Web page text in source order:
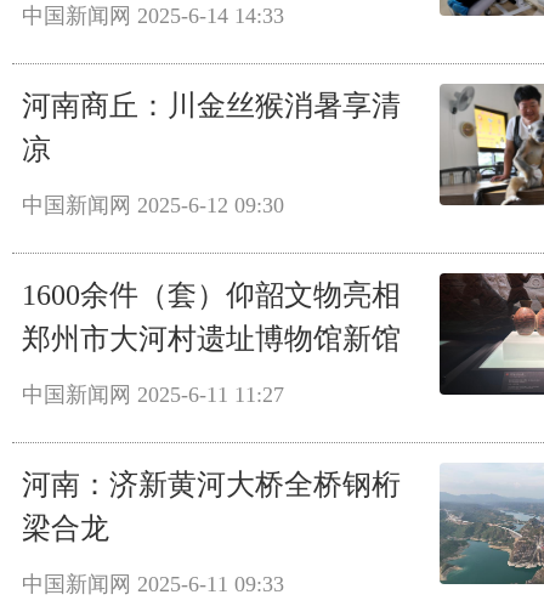
中国新闻网 2025-6-14 14:33
河南商丘：川金丝猴消暑享清
凉
中国新闻网 2025-6-12 09:30
1600余件（套）仰韶文物亮相
郑州市大河村遗址博物馆新馆
中国新闻网 2025-6-11 11:27
河南：济新黄河大桥全桥钢桁
梁合龙
中国新闻网 2025-6-11 09:33